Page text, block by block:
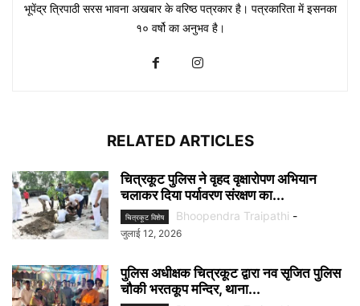
भूपेंद्र त्रिपाठी सरस भावना अखबार के वरिष्ठ पत्रकार है। पत्रकारिता में इसनका
१० वर्षो का अनुभव है।
RELATED ARTICLES
चित्रकूट पुलिस ने वृहद वृक्षारोपण अभियान
चलाकर दिया पर्यावरण संरक्षण का...
चित्रकूट विशेष Bhoopendra Traipathi -
जुलाई 12, 2026
पुलिस अधीक्षक चित्रकूट द्वारा नव सृजित पुलिस
चौकी भरतकूप मन्दिर, थाना...